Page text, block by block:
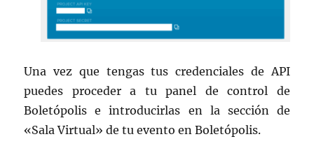
Una vez que tengas tus credenciales de API
puedes proceder a tu panel de control de
Boletópolis e introducirlas en la sección de
«Sala Virtual» de tu evento en Boletópolis.